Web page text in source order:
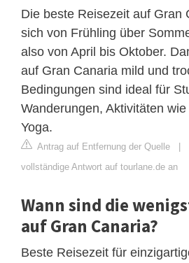
Die beste Reisezeit auf Gran
sich von Frühling über
also von April bis Oktober.
auf Gran Canaria mild und
Bedingungen sind ideal für
Wanderungen, Aktivitäten
Yoga.
Antrag auf Entfernung der Quelle |
vollständige Antwort auf tourlane.de an
Wann sind die
auf Gran Canaria?
Beste Reisezeit für